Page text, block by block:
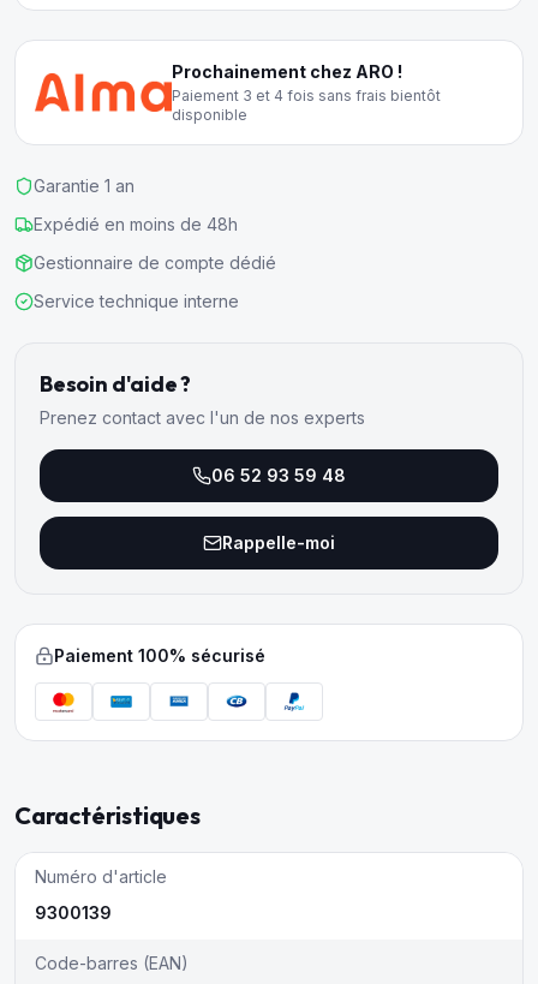
Prochainement chez ARO !
Paiement 3 et 4 fois sans frais bientôt
disponible
Garantie 1 an
Expédié en moins de 48h
Gestionnaire de compte dédié
Service technique interne
Besoin d'aide ?
Prenez contact avec l'un de nos experts
06 52 93 59 48
Rappelle-moi
Paiement 100% sécurisé
Caractéristiques
Numéro d'article
9300139
Code-barres (EAN)